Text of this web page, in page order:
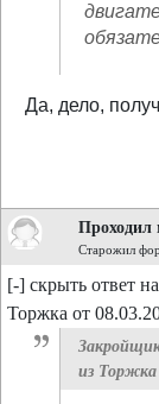
Да, дело,
Проходил
Старожил
[-] скрыть ответ
Торжка от
из Торжка